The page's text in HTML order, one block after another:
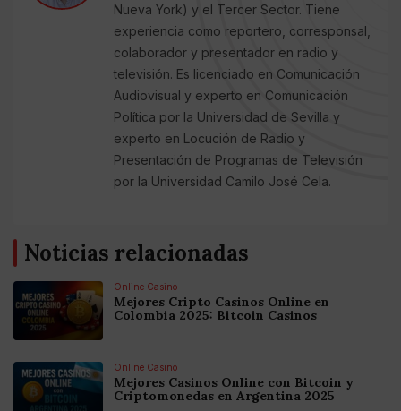
Nueva York) y el Tercer Sector. Tiene
experiencia como reportero, corresponsal,
colaborador y presentador en radio y
televisión. Es licenciado en Comunicación
Audiovisual y experto en Comunicación
Política por la Universidad de Sevilla y
experto en Locución de Radio y
Presentación de Programas de Televisión
por la Universidad Camilo José Cela.
Noticias relacionadas
Online Casino
Mejores Cripto Casinos Online en
Colombia 2025: Bitcoin Casinos
Online Casino
Mejores Casinos Online con Bitcoin y
Criptomonedas en Argentina 2025